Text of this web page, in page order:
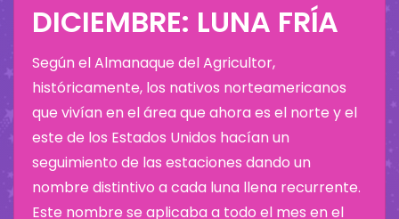
DICIEMBRE: LUNA FRÍA
Según el Almanaque del Agricultor,
históricamente, los nativos norteamericanos
que vivían en el área que ahora es el norte y el
este de los Estados Unidos hacían un
seguimiento de las estaciones dando un
nombre distintivo a cada luna llena recurrente.
Este nombre se aplicaba a todo el mes en el